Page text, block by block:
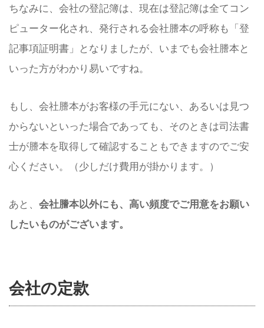
ちなみに、会社の登記簿は、現在は登記簿は全てコン
ピューター化され、発行される会社謄本の呼称も「登
記事項証明書」となりましたが、いまでも会社謄本と
いった方がわかり易いですね。
もし、会社謄本がお客様の手元にない、あるいは見つ
からないといった場合であっても、そのときは司法書
士が謄本を取得して確認することもできますのでご安
心ください。（少しだけ費用が掛かります。）
あと、 会社謄本以外にも、高い頻度でご用意をお願い
したいものがございます。
会社の定款